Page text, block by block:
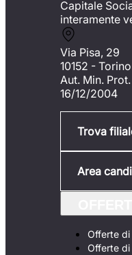
Capitale
interamente
Via Pisa, 29
10152 -
Aut. Min.
16/12/2004
Trova
Area
Offerte di
Offerte